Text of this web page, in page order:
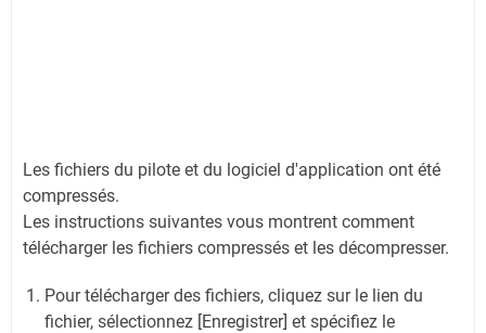
Les fichiers du pilote et du logiciel d'application ont été
compressés.
Les instructions suivantes vous montrent comment
télécharger les fichiers compressés et les décompresser.
Pour télécharger des fichiers, cliquez sur le lien du
fichier, sélectionnez [Enregistrer] et spécifiez le